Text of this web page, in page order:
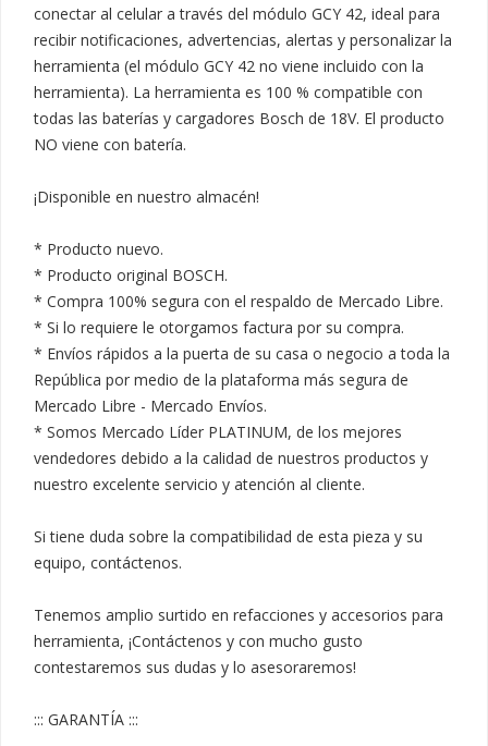
conectar al celular a través del módulo GCY 42, ideal para
recibir notificaciones, advertencias, alertas y personalizar la
herramienta (el módulo GCY 42 no viene incluido con la
herramienta). La herramienta es 100 % compatible con
todas las baterías y cargadores Bosch de 18V. El producto
NO viene con batería.
¡Disponible en nuestro almacén!
* Producto nuevo.
* Producto original BOSCH.
* Compra 100% segura con el respaldo de Mercado Libre.
* Si lo requiere le otorgamos factura por su compra.
* Envíos rápidos a la puerta de su casa o negocio a toda la
República por medio de la plataforma más segura de
Mercado Libre - Mercado Envíos.
* Somos Mercado Líder PLATINUM, de los mejores
vendedores debido a la calidad de nuestros productos y
nuestro excelente servicio y atención al cliente.
Si tiene duda sobre la compatibilidad de esta pieza y su
equipo, contáctenos.
Tenemos amplio surtido en refacciones y accesorios para
herramienta, ¡Contáctenos y con mucho gusto
contestaremos sus dudas y lo asesoraremos!
::: GARANTÍA :::